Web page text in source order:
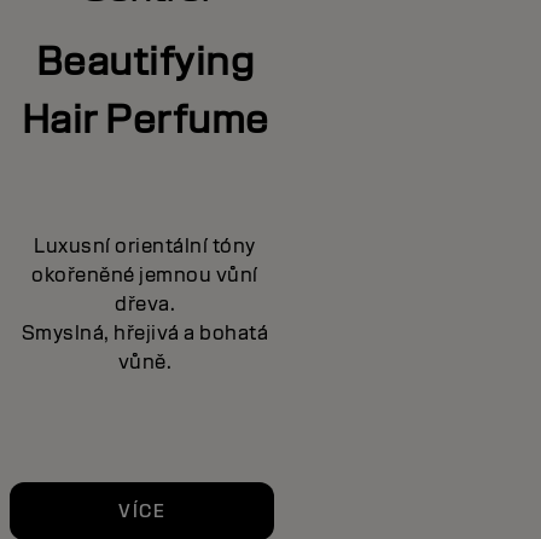
Beautifying
Hair Perfume
Luxusní orientální tóny
okořeněné jemnou vůní
dřeva.
Smyslná, hřejivá a bohatá
vůně.
VÍCE